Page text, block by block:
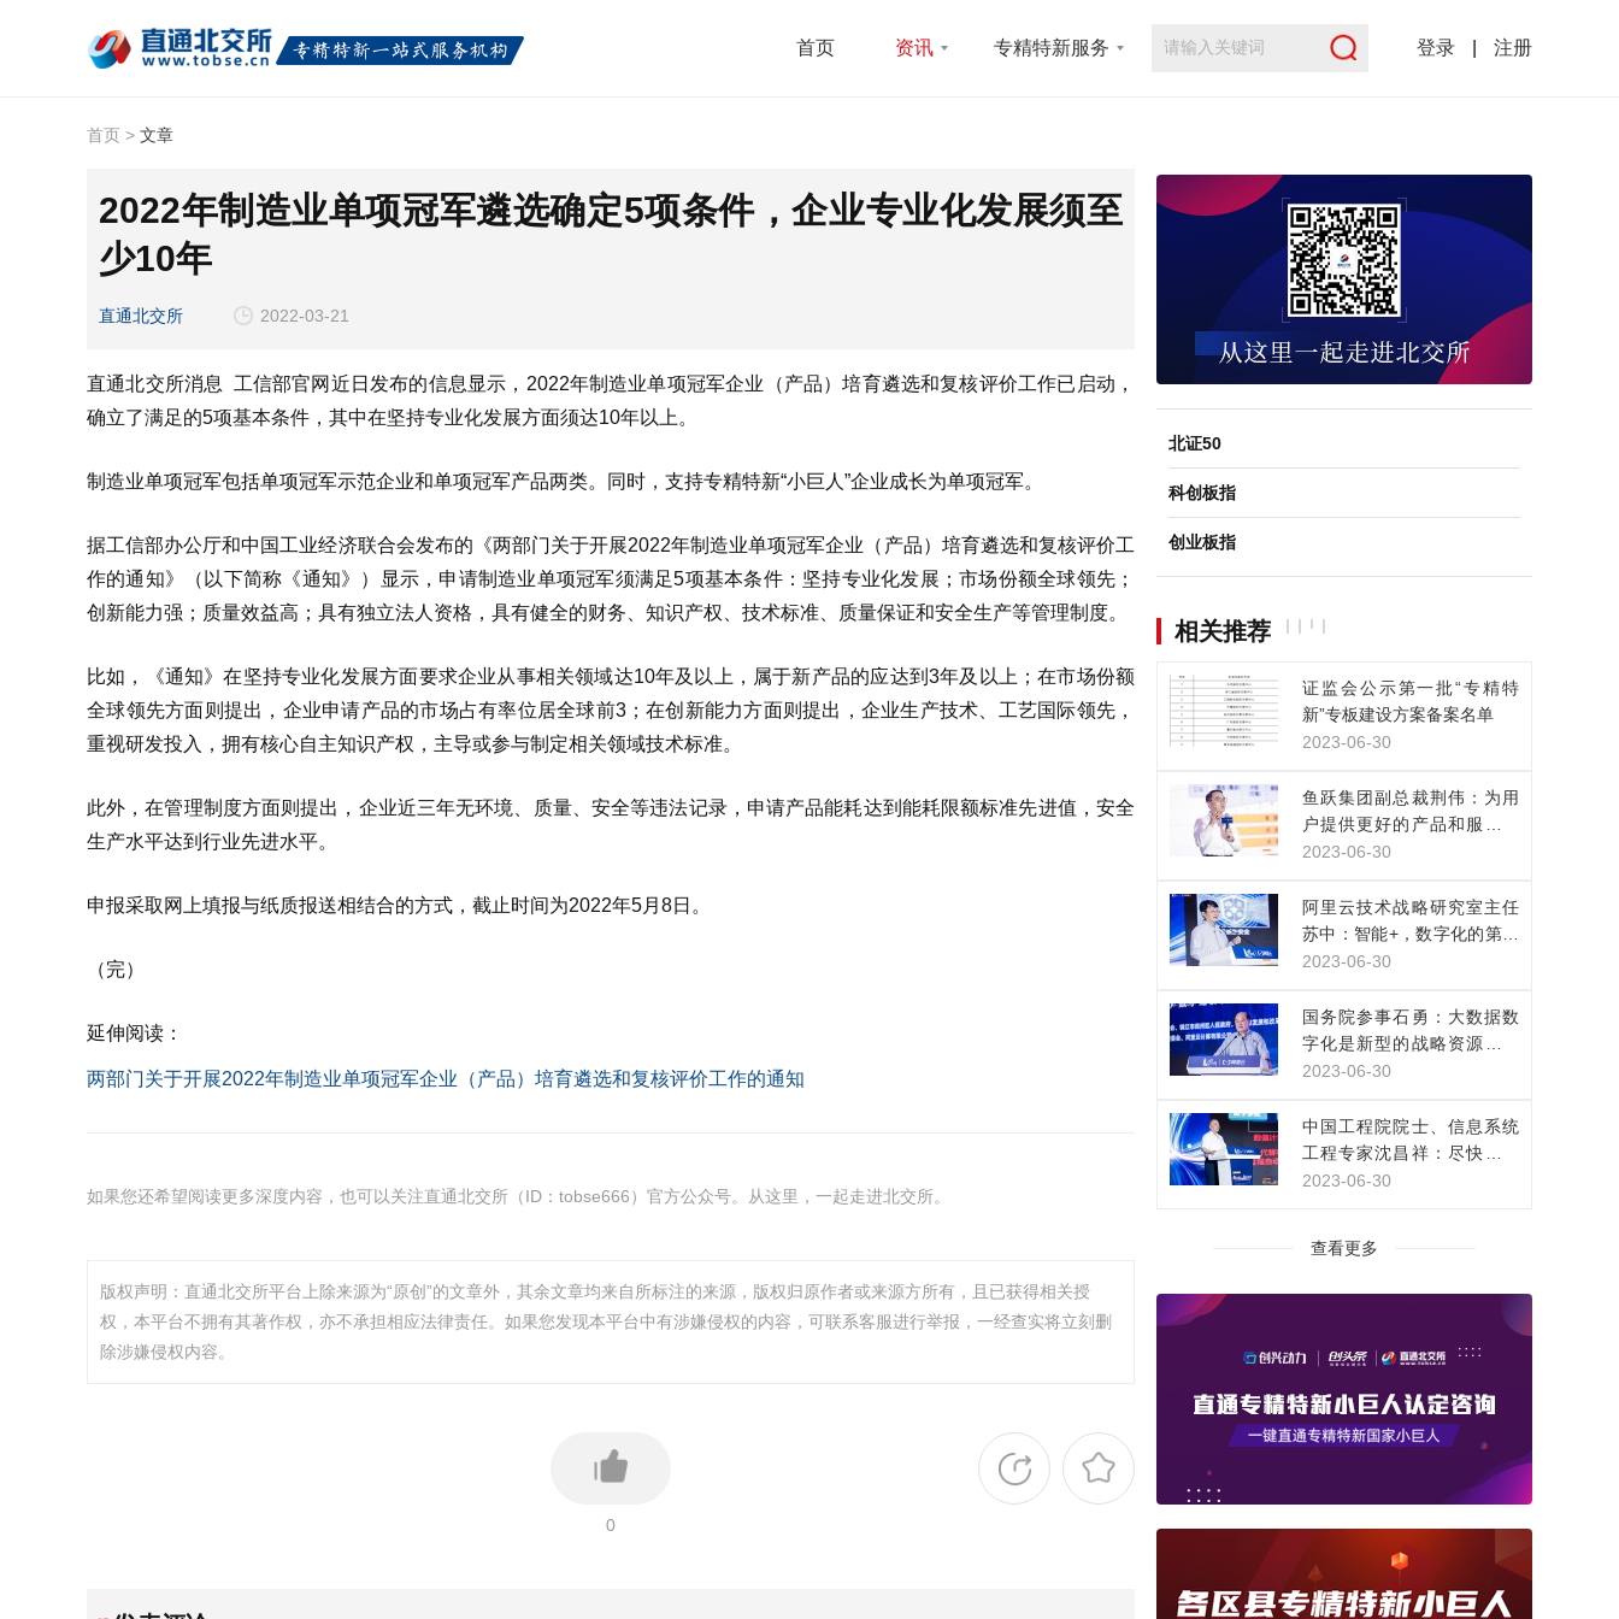
首页 资讯 专精特新服务 登录 注册
首页 > 文章
2022年制造业单项冠军遴选确定5项条件，企业专业化发展须至
少10年
直通北交所 2022-03-21
直通北交所消息 工信部官网近日发布的信息显示，2022年制造业单项冠军企业（产品）培育遴选和复核评价工作已启动，
确立了满足的5项基本条件，其中在坚持专业化发展方面须达10年以上。
制造业单项冠军包括单项冠军示范企业和单项冠军产品两类。同时，支持专精特新“小巨人”企业成长为单项冠军。
据工信部办公厅和中国工业经济联合会发布的《两部门关于开展2022年制造业单项冠军企业（产品）培育遴选和复核评价工
作的通知》（以下简称《通知》）显示，申请制造业单项冠军须满足5项基本条件：坚持专业化发展；市场份额全球领先；
创新能力强；质量效益高；具有独立法人资格，具有健全的财务、知识产权、技术标准、质量保证和安全生产等管理制度。
比如，《通知》在坚持专业化发展方面要求企业从事相关领域达10年及以上，属于新产品的应达到3年及以上；在市场份额
全球领先方面则提出，企业申请产品的市场占有率位居全球前3；在创新能力方面则提出，企业生产技术、工艺国际领先，
重视研发投入，拥有核心自主知识产权，主导或参与制定相关领域技术标准。
此外，在管理制度方面则提出，企业近三年无环境、质量、安全等违法记录，申请产品能耗达到能耗限额标准先进值，安全
生产水平达到行业先进水平。
申报采取网上填报与纸质报送相结合的方式，截止时间为2022年5月8日。
（完）
延伸阅读：
两部门关于开展2022年制造业单项冠军企业（产品）培育遴选和复核评价工作的通知
如果您还希望阅读更多深度内容，也可以关注直通北交所（ID：tobse666）官方公众号。从这里，一起走进北交所。
版权声明：直通北交所平台上除来源为“原创”的文章外，其余文章均来自所标注的来源，版权归原作者或来源方所有，且已获得相关授
权，本平台不拥有其著作权，亦不承担相应法律责任。如果您发现本平台中有涉嫌侵权的内容，可联系客服进行举报，一经查实将立刻删
除涉嫌侵权内容。
0
北证50
科创板指
创业板指
相关推荐
证监会公示第一批“专精特
新”专板建设方案备案名单
2023-06-30
鱼跃集团副总裁荆伟：为用
户提供更好的产品和服务，
是数实融合的目的
2023-06-30
阿里云技术战略研究室主任
苏中：智能+，数字化的第三
次浪潮已经来临
2023-06-30
国务院参事石勇：大数据数
字化是新型的战略资源，正
改变人类生产生活方式
2023-06-30
中国工程院院士、信息系统
工程专家沈昌祥：尽快构建
网络安全主动免疫保障体系
2023-06-30
查看更多